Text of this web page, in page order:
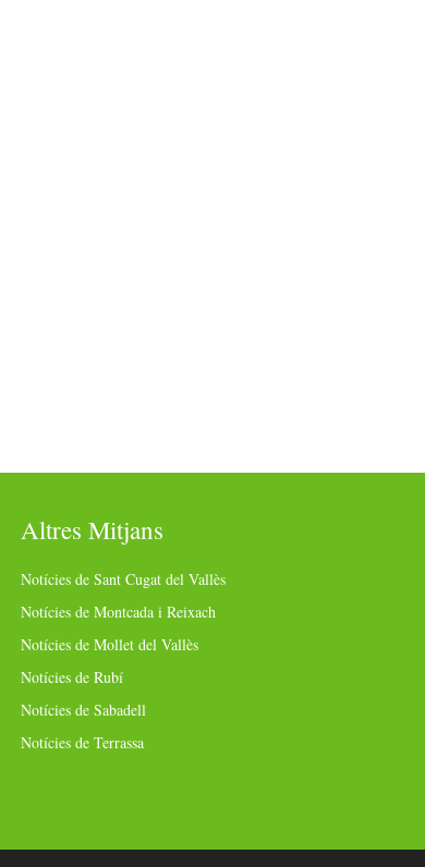
Altres Mitjans
Notícies de Sant Cugat del Vallès
Notícies de Montcada i Reixach
Notícies de Mollet del Vallès
Notícies de Rubí
Notícies de Sabadell
Notícies de Terrassa